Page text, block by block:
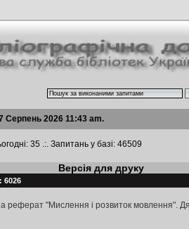
Серпень 2026 11:43 am.
35 .:. Запитань у базі: 46509
Версія для друку
6026
реферат "Мислення і розвиток мовлення".